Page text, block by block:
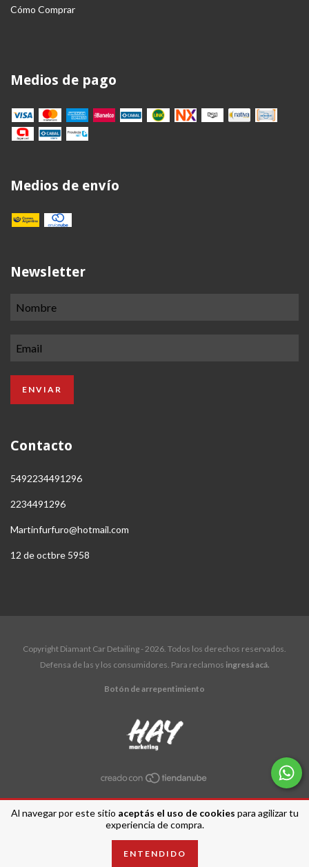
Al navegar por este sitio aceptás el uso de cookies para agilizar tu
experiencia de compra.
ENTENDIDO
Cómo Comprar
Medios de pago
Medios de envío
Newsletter
Contacto
5492234491296
2234491296
Martinfurfuro@hotmail.com
12 de octbre 5958
Copyright Diamant Car Detailing - 2026. Todos los derechos reservados.
Defensa de las y los consumidores. Para reclamos ingresá acá.
Botón de arrepentimiento